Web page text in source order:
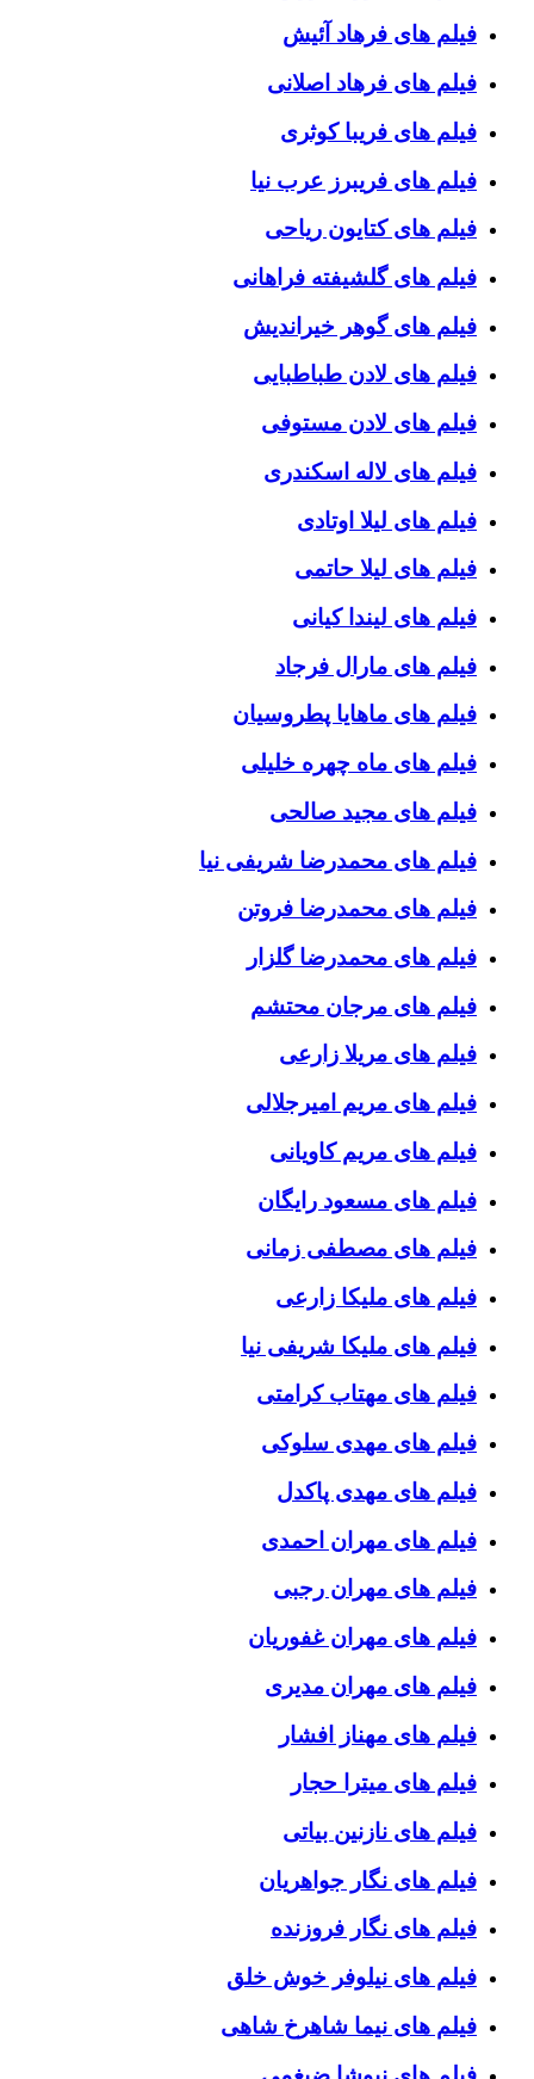
فیلم های فرهاد آئیش
فیلم های فرهاد اصلانی
فیلم های فریبا کوثری
فیلم های فریبرز عرب نیا
فیلم های کتایون ریاحی
فیلم های گلشیفته فراهانی
فیلم های گوهر خیراندیش
فیلم های لادن طباطبایی
فیلم های لادن مستوفی
فیلم های لاله اسکندری
فیلم های لیلا اوتادی
فیلم های لیلا حاتمی
فیلم های لیندا کیانی
فیلم های مارال فرجاد
فیلم های ماهایا پطروسیان
فیلم های ماه چهره خلیلی
فیلم های مجید صالحی
فیلم های محمدرضا شریفی نیا
فیلم های محمدرضا فروتن
فیلم های محمدرضا گلزار
فیلم های مرجان محتشم
فیلم های مریلا زارعی
فیلم های مریم امیرجلالی
فیلم های مریم کاویانی
فیلم های مسعود رایگان
فیلم های مصطفی زمانی
فیلم های ملیکا زارعی
فیلم های ملیکا شریفی نیا
فیلم های مهتاب کرامتی
فیلم های مهدی سلوکی
فیلم های مهدی پاکدل
فیلم های مهران احمدی
فیلم های مهران رجبی
فیلم های مهران غفوریان
فیلم های مهران مدیری
فیلم های مهناز افشار
فیلم های میترا حجار
فیلم های نازنین بیاتی
فیلم های نگار جواهریان
فیلم های نگار فروزنده
فیلم های نیلوفر خوش خلق
فیلم های نیما شاهرخ شاهی